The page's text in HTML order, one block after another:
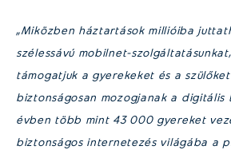
„Miközben háztartások millióiba
szélessávú mobilnet-
támogatjuk a gyerekeket és a
biztonságosan mozogjanak a digitális
évben több mint 43 000 gyereket
biztonságos internetezés világába a